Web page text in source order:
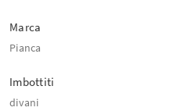
Marca
Pianca
Imbottiti
divani